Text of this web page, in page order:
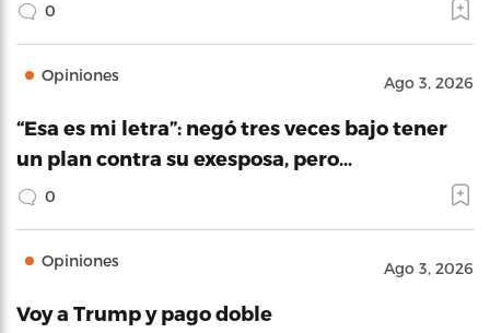
0
Opiniones Ago 3, 2026
“Esa es mi letra”: negó tres veces bajo tener
un plan contra su exesposa, pero…
0
Opiniones Ago 3, 2026
Voy a Trump y pago doble